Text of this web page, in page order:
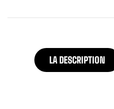
LA DESCRIPTION